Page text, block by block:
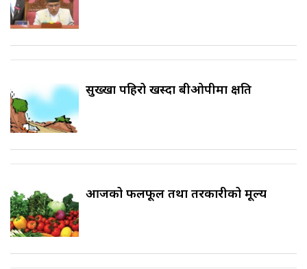
सुख्खा पहिरो खस्दा बीओपीमा क्षति
आजको फलफूल तथा तरकारीको मूल्य